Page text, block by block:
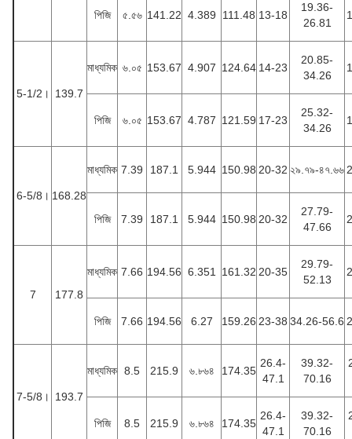
পিজি ৫.৫৬ 141.22 4.389 111.48 13-18
19.36-
26.81
5-1/2। 139.7
মাধ্যমিক ৬.০৫ 153.67 4.907 124.64 14-23
20.85-
34.26
পিজি ৬.০৫ 153.67 4.787 121.59 17-23
25.32-
34.26
6-5/8। 168.28
মাধ্যমিক 7.39 187.1 5.944 150.98 20-32 ২৯.৭৯-৪৭.৬৬
পিজি 7.39 187.1 5.944 150.98 20-32
27.79-
47.66
7 177.8
মাধ্যমিক 7.66 194.56 6.351 161.32 20-35
29.79-
52.13
পিজি 7.66 194.56 6.27 159.26 23-38 34.26-56.6
7-5/8। 193.7
মাধ্যমিক 8.5 215.9 ৬.৮৬৪ 174.35
26.4-
47.1
39.32-
70.16
পিজি 8.5 215.9 ৬.৮৬৪ 174.35
26.4-
47.1
39.32-
70.16